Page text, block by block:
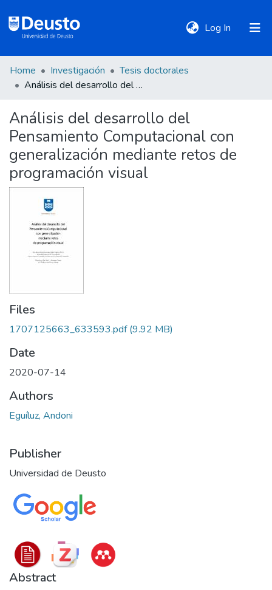
Log In (current)
DeustoTeka
Communities
&
Collections
All of DSpace
Statistics
Policies
Home Investigación
Tesis doctorales
Análisis del desarrollo del Pensamiento Computacional con generalización mediante retos de programación visual
Análisis del desarrollo del
Pensamiento Computacional con
generalización mediante retos de
programación visual
Files
1707125663_633593.pdf(9.92 MB)
Date
2020-07-14
Authors
Eguíluz, Andoni
Publisher
Universidad de Deusto
Abstract